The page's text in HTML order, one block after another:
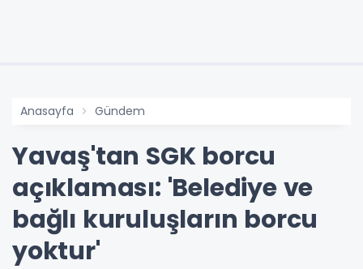
Anasayfa Gündem
Yavaş'tan SGK borcu
açıklaması: 'Belediye ve
bağlı kuruluşların borcu
yoktur'